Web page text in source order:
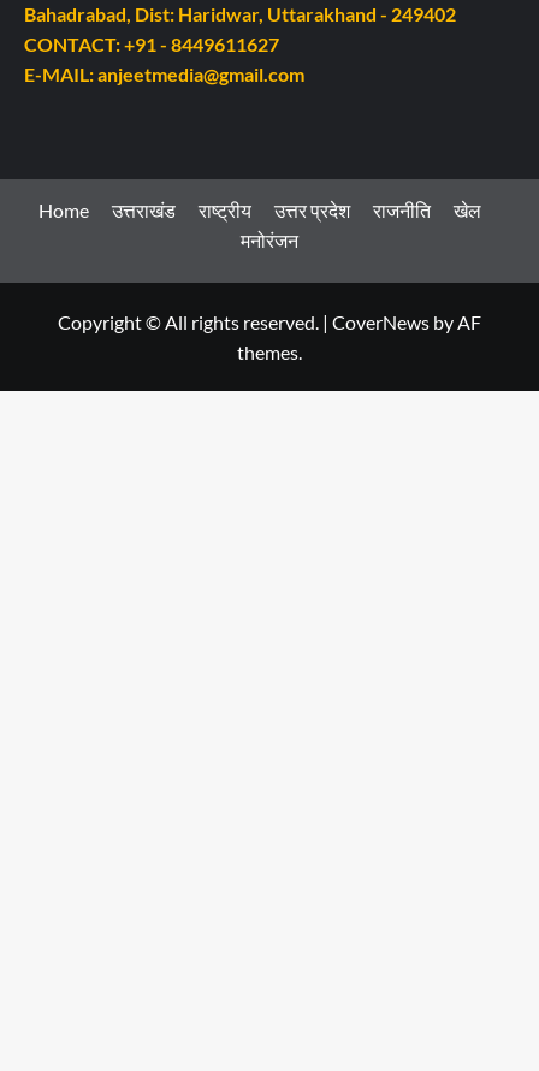
Bahadrabad, Dist: Haridwar, Uttarakhand - 249402
CONTACT: +91 - 8449611627
E-MAIL: anjeetmedia@gmail.com
Home उत्तराखंड राष्ट्रीय उत्तर प्रदेश राजनीति
खेल
मनोरंजन
Copyright © All rights reserved. | CoverNews by AF
themes.